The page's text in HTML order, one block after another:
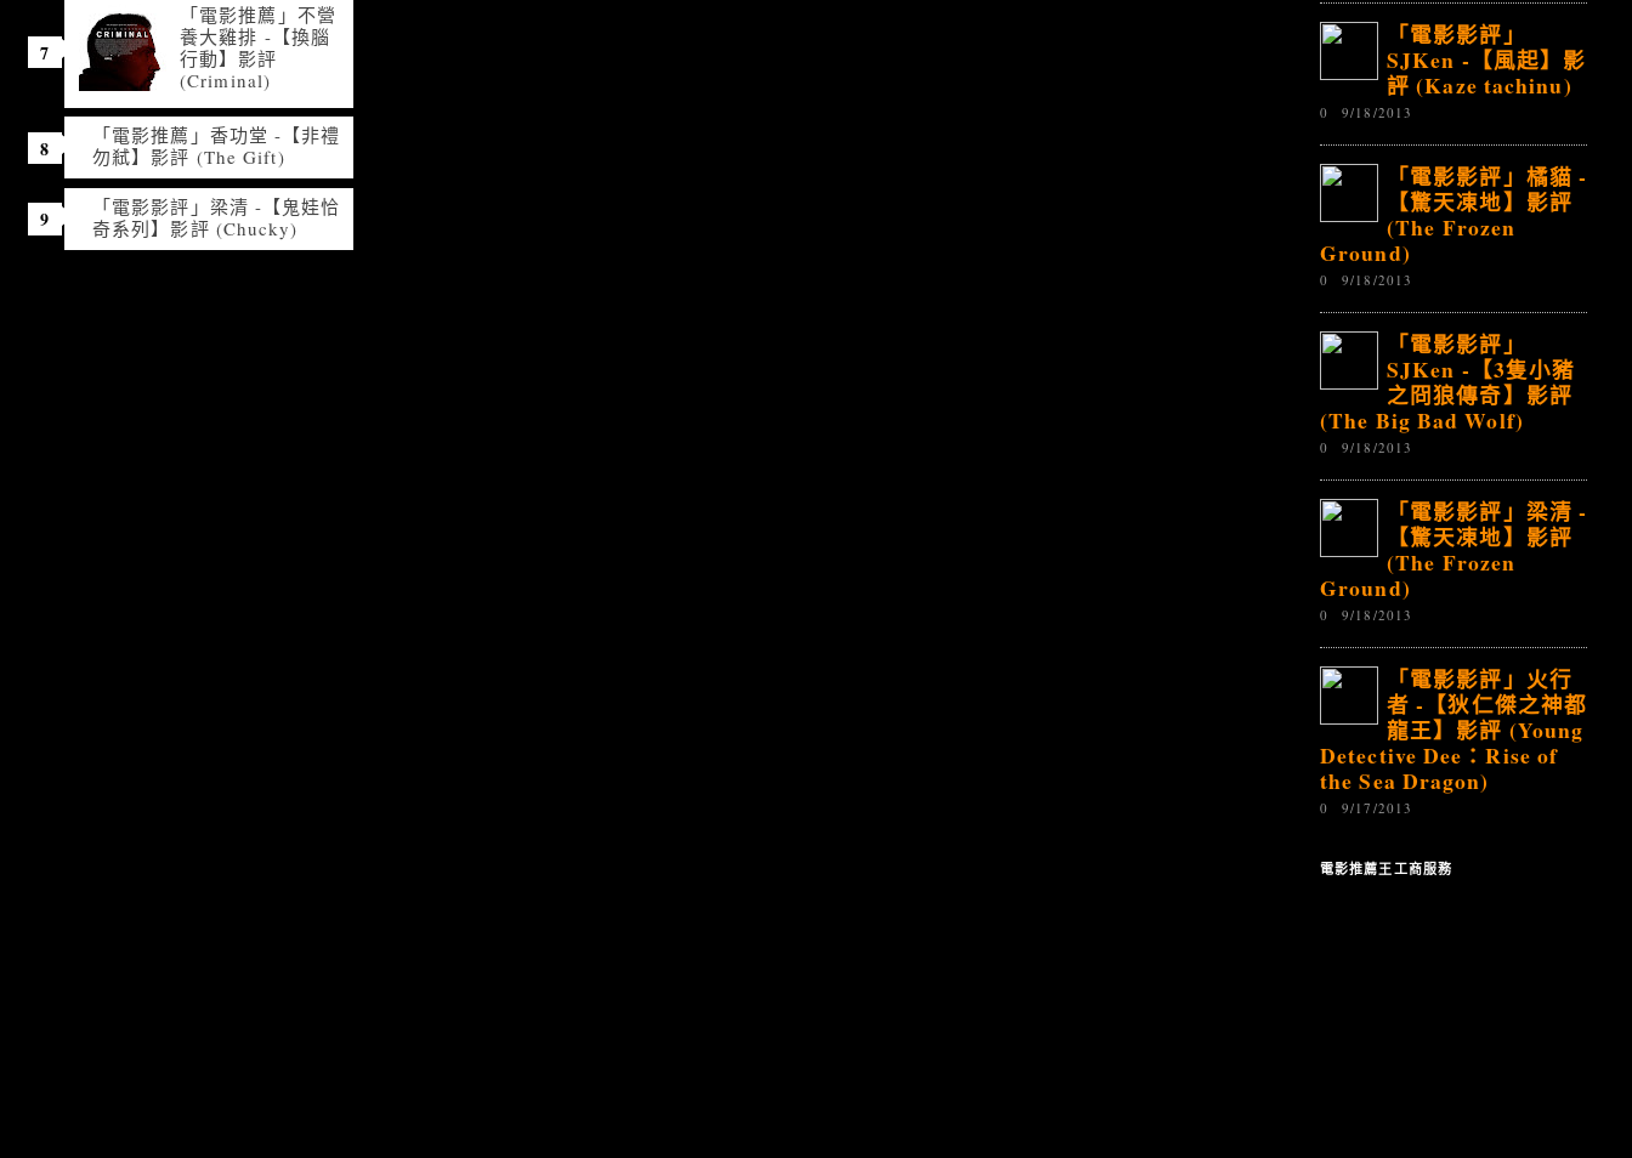
「電影推薦」不營
養大雞排 -【換腦
行動】影評
(Criminal)
「電影推薦」香功堂 -【非禮
勿弒】影評 (The Gift)
「電影影評」梁清 -【鬼娃恰
奇系列】影評 (Chucky)
「電影影評」
SJKen -【風起】影
評 (Kaze tachinu)
0 9/18/2013
「電影影評」橘貓 -
【驚天凍地】影評
(The Frozen
Ground)
0 9/18/2013
「電影影評」
SJKen -【3隻小豬
之冏狼傳奇】影評
(The Big Bad Wolf)
0 9/18/2013
「電影影評」梁清 -
【驚天凍地】影評
(The Frozen
Ground)
0 9/18/2013
「電影影評」火行
者 -【狄仁傑之神都
龍王】影評 (Young
Detective Dee：Rise of
the Sea Dragon)
0 9/17/2013
電影推薦王工商服務